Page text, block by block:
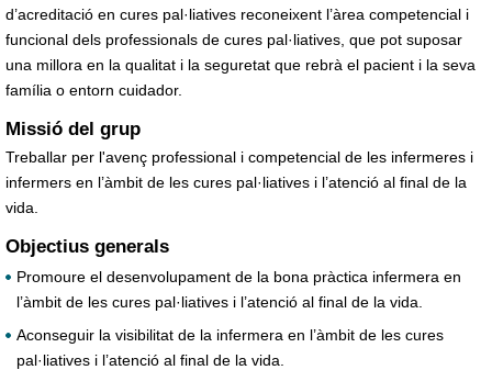
d’acreditació en cures pal·liatives reconeixent l’àrea competencial i
funcional dels professionals de cures pal·liatives, que pot suposar
una millora en la qualitat i la seguretat que rebrà el pacient i la seva
família o entorn cuidador.
Missió del grup
Treballar per l'avenç professional i competencial de les infermeres i
infermers en l’àmbit de les cures pal·liatives i l’atenció al final de la
vida.
Objectius generals
Promoure el desenvolupament de la bona pràctica infermera en
l’àmbit de les cures pal·liatives i l’atenció al final de la vida.
Aconseguir la visibilitat de la infermera en l’àmbit de les cures
pal·liatives i l’atenció al final de la vida.